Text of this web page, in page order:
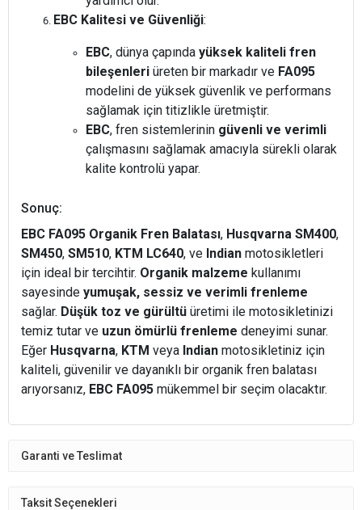
EBC Kalitesi ve Güvenliği:
EBC, dünya çapında yüksek kaliteli fren
bileşenleri üreten bir markadır ve FA095
modelini de yüksek güvenlik ve performans
sağlamak için titizlikle üretmiştir.
EBC, fren sistemlerinin güvenli ve verimli
çalışmasını sağlamak amacıyla sürekli olarak
kalite kontrolü yapar.
Sonuç:
EBC FA095 Organik Fren Balatası, Husqvarna SM400,
SM450, SM510, KTM LC640, ve Indian motosikletleri
için ideal bir tercihtir. Organik malzeme kullanımı
sayesinde yumuşak, sessiz ve verimli frenleme
sağlar. Düşük toz ve gürültü üretimi ile motosikletinizi
temiz tutar ve uzun ömürlü frenleme deneyimi sunar.
Eğer Husqvarna, KTM veya Indian motosikletiniz için
kaliteli, güvenilir ve dayanıklı bir organik fren balatası
arıyorsanız, EBC FA095 mükemmel bir seçim olacaktır.
Garanti ve Teslimat
Taksit Seçenekleri